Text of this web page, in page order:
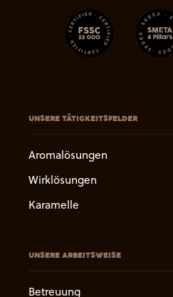
UNSERE TÄTIGKEITSFELDER
Aromalösungen
Wirklösungen
Karamelle
UNSERE ARBEITSWEISE
Betreuung